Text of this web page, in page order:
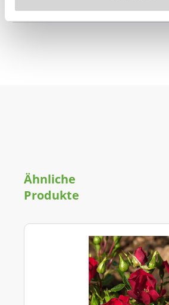
Ähnliche
Produkte